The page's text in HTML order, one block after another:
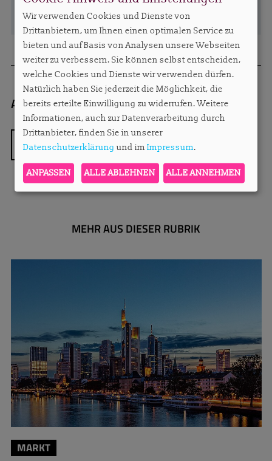
Autorin:Sylvie Konzack, Chefredakteurin
ZURÜCK
MEHR AUS DIESER RUBRIK
MARKT
Wir verwenden Cookies und Dienste von
Drittanbietern, um Ihnen einen optimalen Service zu
bieten und auf Basis von Analysen unsere Webseiten
weiter zu verbessern. Sie können selbst entscheiden,
welche Cookies und Dienste wir verwenden dürfen.
Natürlich haben Sie jederzeit die Möglichkeit, die
bereits erteilte Einwilligung zu widerrufen. Weitere
Informationen, auch zur Datenverarbeitung durch
Drittanbieter, finden Sie in unserer
Datenschutzerklärung und im Impressum.
ANPASSEN ALLE ABLEHNEN ALLE ANNEHMEN